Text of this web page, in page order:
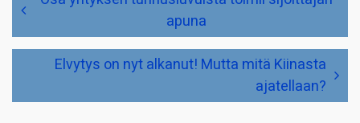
selaus
apuna
Elvytys on nyt alkanut! Mutta mitä Kiinasta
ajatellaan?